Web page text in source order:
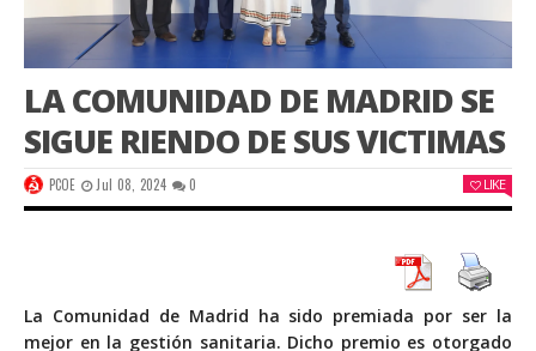
LA COMUNIDAD DE MADRID SE
SIGUE RIENDO DE SUS VICTIMAS
PCOE Jul 08, 2024 0 LIKE
La Comunidad de Madrid ha sido premiada por ser la
mejor en la gestión sanitaria. Dicho premio es otorgado